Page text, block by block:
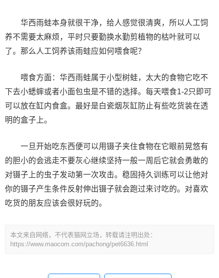
华西雨蛙本身就很干净，给人感觉很清爽，所以人工饲
养不需要太麻烦，平时只要勤换水勤剪植物的枯叶就可以
了。那么人工饲养该雨蛙应如何喂食呢？
喂食方面：华西雨蛙属于小型树蛙，太大的食物它吃不
下去小蟋蟀或者小面包虫是不错的选择。每天喂食1-2只即可
可以放在缸内食盒。最好是白瓷烟灰缸防止有些吃货装在透
明的盒子上。
一旦开始吃东西便可以用镊子夹住食物在它眼前晃悠有
的胆小的会逃走不要灰心继续坚持一般一周后它就会勇敢的
对镊子上的虫子发动第一次攻击。稳固持久训练可以让他对
你的镊子产生条件反射伸出镊子就会跑过来讨吃的。对喜欢
吃货的朋友应该会很好玩的。
本文来自网络，不代表猫网立场，转载请注明出处：
https://www.maocom.com/pachong/pet6636.html